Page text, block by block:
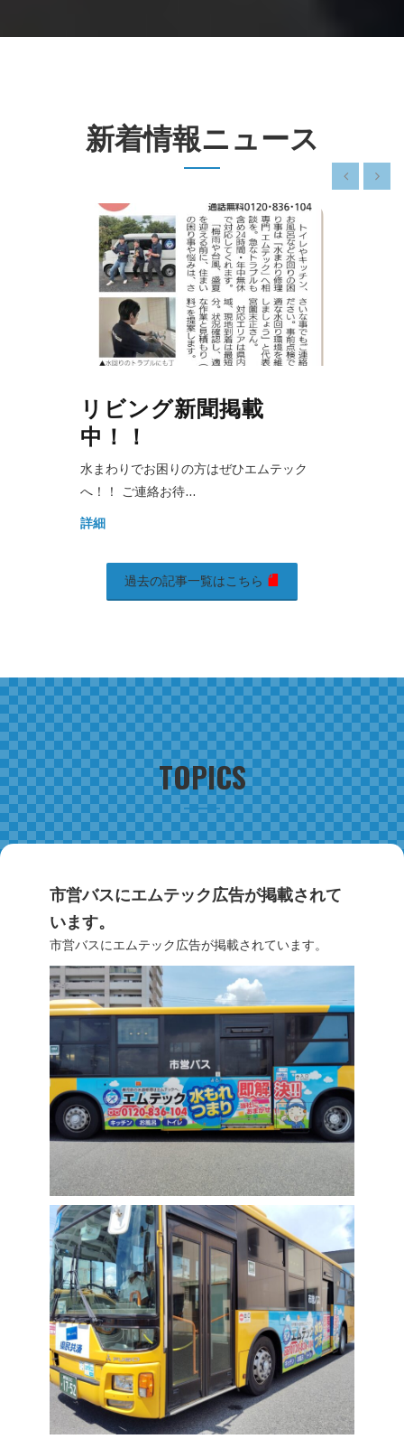
新着情報ニュース
リビング新聞掲載
中！！
水まわりでお困りの方はぜひエムテック
へ！！ ご連絡お待…
詳細
過去の記事一覧はこちら
TOPICS
市営バスにエムテック広告が掲載されて
います。
市営バスにエムテック広告が掲載されています。